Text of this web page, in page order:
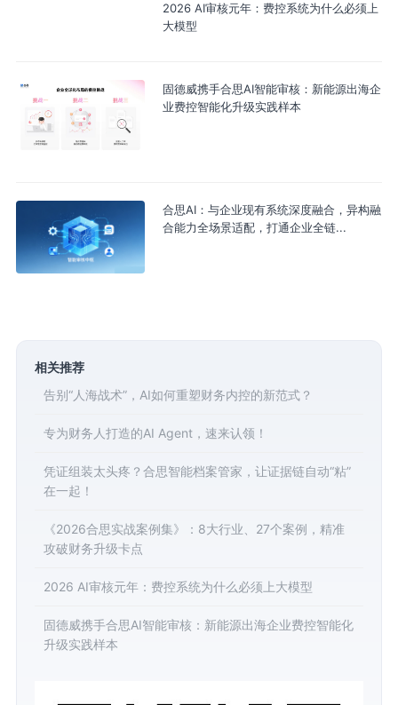
2026 AI审核元年：费控系统为什么必须上
大模型
固德威携手合思AI智能审核：新能源出海企
业费控智能化升级实践样本
合思AI：与企业现有系统深度融合，异构融
合能力全场景适配，打通企业全链...
相关推荐
告别“人海战术”，AI如何重塑财务内控的新范式？
专为财务人打造的AI Agent，速来认领！
凭证组装太头疼？合思智能档案管家，让证据链自动“粘”
在一起！
《2026合思实战案例集》：8大行业、27个案例，精准
攻破财务升级卡点
2026 AI审核元年：费控系统为什么必须上大模型
固德威携手合思AI智能审核：新能源出海企业费控智能化
升级实践样本